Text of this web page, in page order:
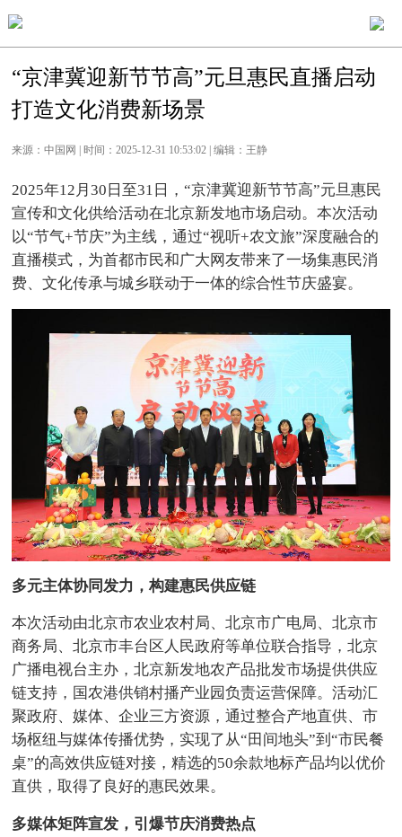
“京津冀迎新节节高”元旦惠民直播启动
打造文化消费新场景
来源：中国网 | 时间：2025-12-31 10:53:02 | 编辑：王静
2025年12月30日至31日，“京津冀迎新节节高”元旦惠民
宣传和文化供给活动在北京新发地市场启动。本次活动
以“节气+节庆”为主线，通过“视听+农文旅”深度融合的
直播模式，为首都市民和广大网友带来了一场集惠民消
费、文化传承与城乡联动于一体的综合性节庆盛宴。
多元主体协同发力，构建惠民供应链
本次活动由北京市农业农村局、北京市广电局、北京市
商务局、北京市丰台区人民政府等单位联合指导，北京
广播电视台主办，北京新发地农产品批发市场提供供应
链支持，国农港供销村播产业园负责运营保障。活动汇
聚政府、媒体、企业三方资源，通过整合产地直供、市
场枢纽与媒体传播优势，实现了从“田间地头”到“市民餐
桌”的高效供应链对接，精选的50余款地标产品均以优价
直供，取得了良好的惠民效果。
多媒体矩阵宣发，引爆节庆消费热点